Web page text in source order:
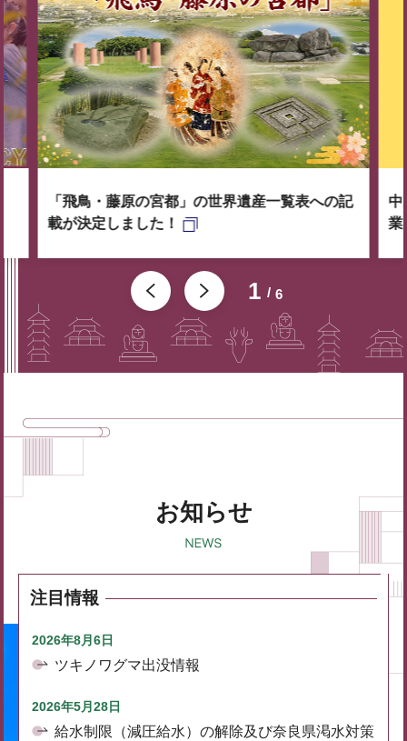
1 6
「飛鳥・藤原の宮都」の世界遺産一覧表への記
載が決定しました！
中
業
お知らせ
注目情報
2026年8月6日
ツキノワグマ出没情報
2026年5月28日
給水制限（減圧給水）の解除及び奈良県渇水対策